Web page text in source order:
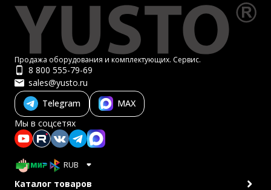
Продажа оборудования и комплектующих. Сервис.
8 800 555-79-69
sales@yusto.ru
Telegram
MAX
Мы в соцсетях
RUB
Каталог товаров